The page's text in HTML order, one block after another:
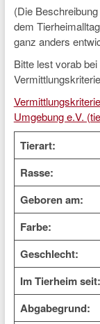
(Die
dem
ganz anders
Bitte lest vorab
Umgebung e.V.
Tierart:
Rasse:
Geboren am:
Farbe:
Geschlecht:
Im Tierheim seit:
Abgabegrund: